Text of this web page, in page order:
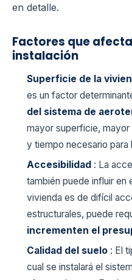
en detalle.
Factores que
instalación
Superficie de la
es un factor
del sistema de
mayor superficie, mayor
y tiempo necesario para
Accesibilidad : La
también puede influir en
vivienda es de difícil
estructurales, puede
incrementen el
Calidad del suelo : El
cual se instalará el